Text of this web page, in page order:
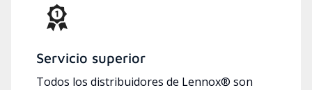
Servicio superior
Todos los distribuidores de Lennox® son